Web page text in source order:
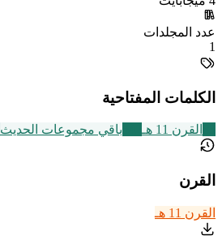
عدد المجلدات
1
الكلمات المفتاحية
القرن 11 هـ باقي مجموعات الحديث
القرن
القرن 11 هـ